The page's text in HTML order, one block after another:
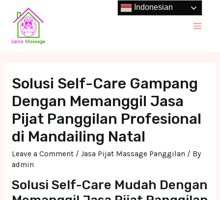
content
Solusi Self-Care Gampang
Dengan Memanggil Jasa
Pijat Panggilan Profesional
di Mandailing Natal
Leave a Comment / Jasa Pijat Massage Panggilan / By
admin
Solusi Self-Care Mudah Dengan
Indonesian